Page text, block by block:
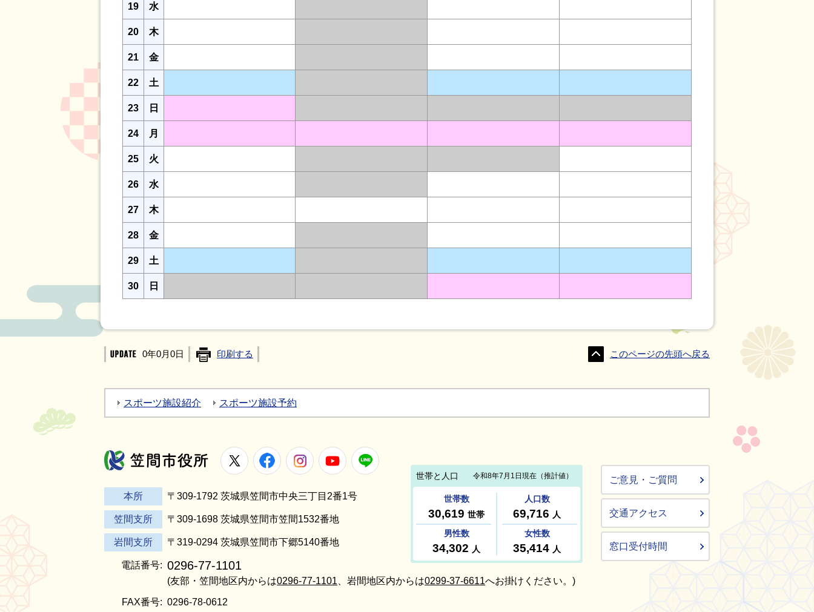
19 水
20 木
21 金
22 土
23 日
24 月
25 火
26 水
27 木
28 金
29 土
30 日
0年0月0日 印刷する このページの先頭へ戻る
スポーツ施設紹介 スポーツ施設予約
笠間市役所
X FacebookInstagramYoutube
本所 〒309-1792 茨城県笠間市中央三丁目2番1号
笠間支所 〒309-1698 茨城県笠間市笠間1532番地
岩間支所 〒319-0294 茨城県笠間市下郷5140番地
電話番号: 0296-77-1101
(友部・笠間地区内からは0296-77-1101 、岩間地区内からは0299-37-6611へお掛けください。)
FAX番号: 0296-78-0612
ご意見・ご質問
交通アクセス
窓口受付時間